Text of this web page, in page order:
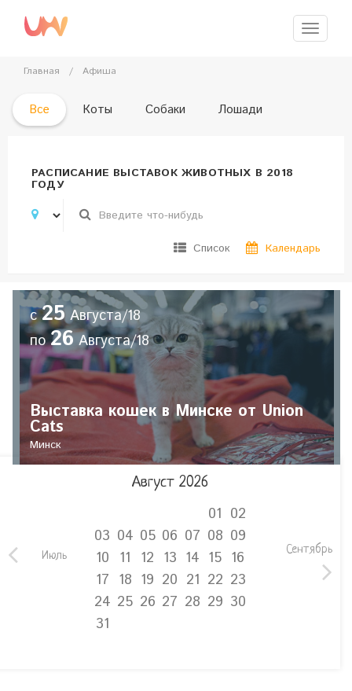
главному
Меню
Главная / Афиша
Все Коты Собаки Лошади
РАСПИСАНИЕ ВЫСТАВОК ЖИВОТНЫХ В 2018
ГОДУ
Список Календарь
с25 Августа/18
по26 Августа/18
Выставка кошек в Минске от Union
Cats
Минск
Август 2026
Июль
01 02
03 04 05 06 07 08 09
10 11 12 13 14 15 16
17 18 19 20 21 22 23
24 25 26 27 28 29 30
31
Сентябрь